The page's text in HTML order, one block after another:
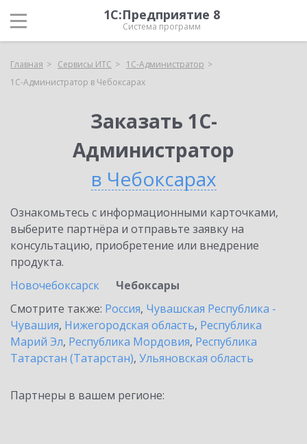
1С:Предприятие 8
Система программ
Главная Сервисы ИТС
1С-Администратор
1С-Администратор в Чебоксарах
Заказать 1С-
Администратор
в Чебоксарах
Ознакомьтесь с информационными карточками,
выберите партнёра и отправьте заявку на
консультацию, приобретение или внедрение
продукта.
Новочебоксарск
Чебоксары
Смотрите также: Россия, Чувашская Республика -
Чувашия, Нижегородская область, Республика
Марий Эл, Республика Мордовия, Республика
Татарстан (Татарстан), Ульяновская область
Партнеры в вашем регионе: